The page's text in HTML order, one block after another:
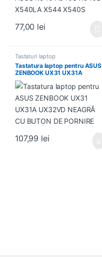
77,00 lei
Tastaturi laptop
Tastatura laptop pentru ASUS
ZENBOOK UX31 UX31A
UX32VD NEAGRĂ CU BUTON
DE PORNIRE
107,99 lei